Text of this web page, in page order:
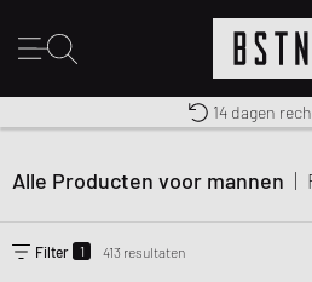
Gratis verzending naar
Premium
14 dagen
Alle Producten voor mannen |
Filter 1 413 resultaten